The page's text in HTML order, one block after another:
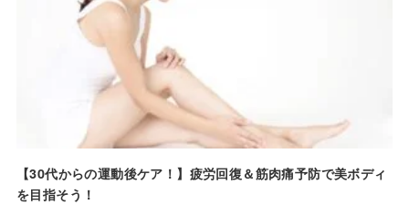
【30代からの運動後ケア！】疲労回復＆筋肉痛予防で美ボディ
を目指そう！